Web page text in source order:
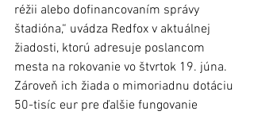
réžii alebo dofinancovaním správy
štadióna,“ uvádza Redfox v aktuálnej
žiadosti, ktorú adresuje poslancom
mesta na rokovanie vo štvrtok 19. júna.
Zároveň ich žiada o mimoriadnu dotáciu
50-tisíc eur pre ďalšie fungovanie